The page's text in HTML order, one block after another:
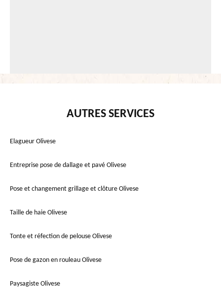
AUTRES SERVICES
Elagueur Olivese
Entreprise pose de dallage et pavé Olivese
Pose et changement grillage et clôture Olivese
Taille de haie Olivese
Tonte et réfection de pelouse Olivese
Pose de gazon en rouleau Olivese
Paysagiste Olivese